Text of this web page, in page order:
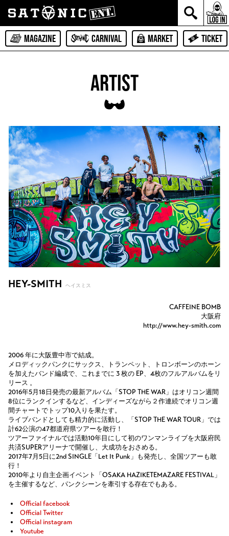
MAGAZINE CARNIVAL MARKET TICKET
ARTIST
HEY-SMITH ヘイスミス
CAFFEINE BOMB
大阪府
http://www.hey-smith.com
2006 年に大阪豊中市で結成。
メロディックパンクにサックス、トランペット、トロンボーンのホーン
を加えたバンド編成で、これまでに 3 枚の EP、4枚のフルアルバムをリ
リース 。
2016年5月18日発売の最新アルバム「STOP THE WAR」はオリコン週間
8位にランクインするなど、インディーズながら２作連続でオリコン週
間チャートでトップ10入りを果たす。
ライブバンドとしても精力的に活動し、「STOP THE WAR TOUR」では
計62公演の47都道府県ツアーを敢行！
ツアーファイナルでは活動10年目にして初のワンマンライブを大阪府民
共済SUPERアリーナで開催し、大成功をおさめる。
2017年7月5日に2nd SINGLE「Let It Punk」も発売し、全国ツアーも敢
行！
2010年より自主企画イベント「OSAKA HAZIKETEMAZARE FESTIVAL」
を主催するなど、パンクシーンを牽引する存在でもある。
Official facebook
Official Twitter
Official instagram
Youtube